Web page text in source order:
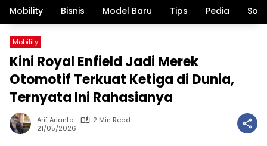
Mobility Bisnis Model Baru Tips Pedia
Mobility
Kini Royal Enfield Jadi Merek
Otomotif Terkuat Ketiga di Dunia,
Ternyata Ini Rahasianya
Arif Arianto
2 Min Read
21/05/2026